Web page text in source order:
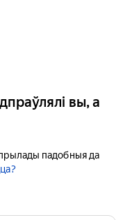
вы, а
падобныя да